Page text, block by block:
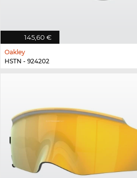
145,60 €
Oakley
HSTN - 924202